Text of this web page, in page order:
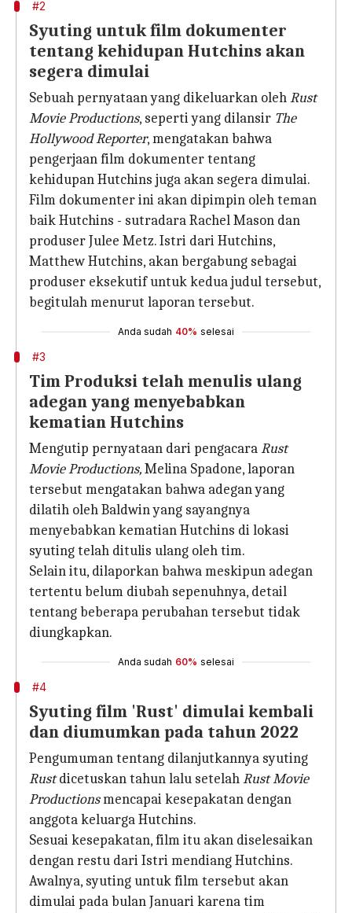
#2
Syuting untuk film dokumenter
tentang kehidupan Hutchins akan
segera dimulai
Sebuah pernyataan yang dikeluarkan olehRust
Movie Productions, seperti yang dilansir The
Hollywood Reporter, mengatakan bahwa
pengerjaan film dokumenter tentang
kehidupan Hutchins juga akan segera dimulai.
Film dokumenter ini akan dipimpin oleh teman
baik Hutchins - sutradara Rachel Mason dan
produser Julee Metz. Istri dari Hutchins,
Matthew Hutchins, akan bergabung sebagai
produser eksekutif untuk kedua judul tersebut,
begitulah menurut laporan tersebut.
Anda sudah 40% selesai
#3
Tim Produksi telah menulis ulang
adegan yang menyebabkan
kematian Hutchins
Mengutip pernyataan dari pengacaraRust
Movie Productions,Melina Spadone, laporan
tersebut mengatakan bahwa adegan yang
dilatih oleh Baldwin yang sayangnya
menyebabkan kematian Hutchins di lokasi
syuting telah ditulis ulang oleh tim.
Selain itu, dilaporkan bahwa meskipun adegan
tertentu belum diubah sepenuhnya, detail
tentang beberapa perubahan tersebut tidak
diungkapkan.
Anda sudah 60% selesai
#4
Syuting film 'Rust' dimulai kembali
dan diumumkan pada tahun 2022
Pengumuman tentang dilanjutkannya syuting
Rustdicetuskan tahun lalu setelahRust Movie
Productionsmencapai kesepakatan dengan
anggota keluarga Hutchins.
Sesuai kesepakatan, film itu akan diselesaikan
dengan restu dari Istri mendiang Hutchins.
Awalnya, syuting untuk film tersebut akan
dimulai pada bulan Januari karena tim